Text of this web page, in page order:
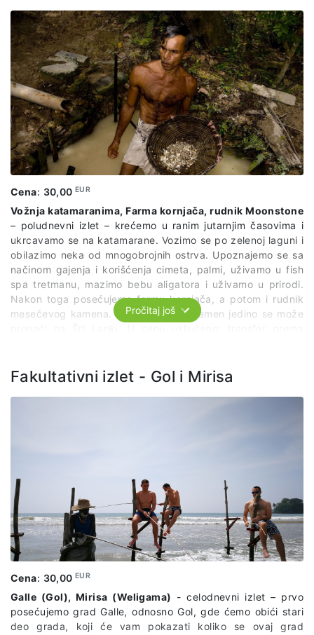
Cena: 30,00EUR
Vožnja katamaranima, Farma kornjača, rudnik Moonstone
– poludnevni izlet – krećemo u ranim jutarnjim časovima i
ukrcavamo se na katamarane. Vozimo se po zelenoj laguni i
obilazimo neka od mnogobrojnih ostrva. Upoznajemo se sa
načinom gajenja i korišćenja cimeta, palmi, uživamo u fish
spa tretmanu, mazimo bebu aligatora i uživamo u prirodi.
Nakon toga posećujemo farmu kornjača, a potom i rudnik
mesečevog kamena. Ovaj poludragi kamen jedino se može
Pročitaj još
Fakultativni izlet - Gol i Mirisa
Cena: 30,00EUR
Galle (Gol), Mirisa (Weligama) - celodnevni izlet – prvo
posećujemo grad Galle, odnosno Gol, gde ćemo obići stari
deo grada, koji će vam pokazati koliko se ovaj grad